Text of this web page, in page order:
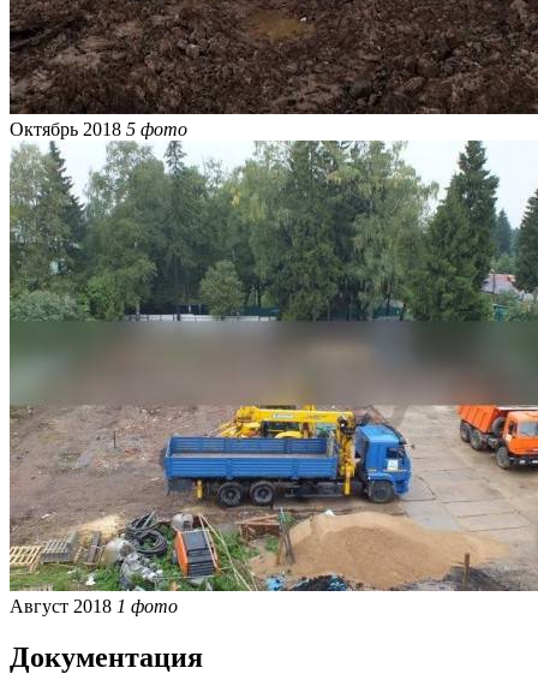
Октябрь 2018 5 фото
Август 2018 1 фото
Документация